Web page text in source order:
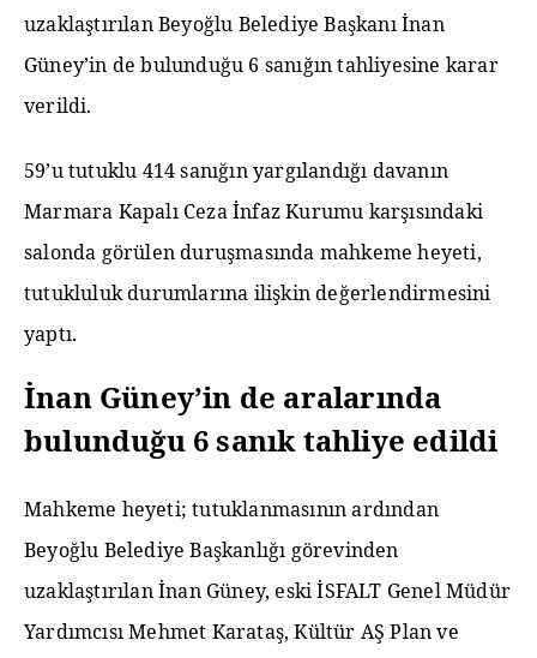
uzaklaştırılan Beyoğlu Belediye Başkanı İnan
Güney’in de bulunduğu 6 sanığın tahliyesine karar
verildi.
59’u tutuklu 414 sanığın yargılandığı davanın
Marmara Kapalı Ceza İnfaz Kurumu karşısındaki
salonda görülen duruşmasında mahkeme heyeti,
tutukluluk durumlarına ilişkin değerlendirmesini
yaptı.
İnan Güney’in de aralarında
bulunduğu 6 sanık tahliye edildi
Mahkeme heyeti; tutuklanmasının ardından
Beyoğlu Belediye Başkanlığı görevinden
uzaklaştırılan İnan Güney, eski İSFALT Genel Müdür
Yardımcısı Mehmet Karataş, Kültür AŞ Plan ve